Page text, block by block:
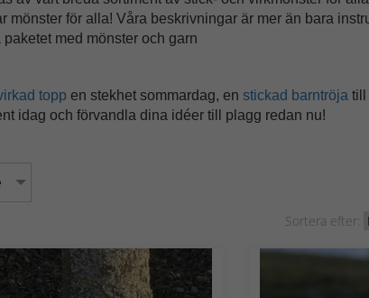
mönster för alla! Våra beskrivningar är mer än bara
med mönster och garn
topp en stekhet sommardag, en stickad barntröja till
idag och förvandla dina idéer till plagg redan nu!
Sortera efter: